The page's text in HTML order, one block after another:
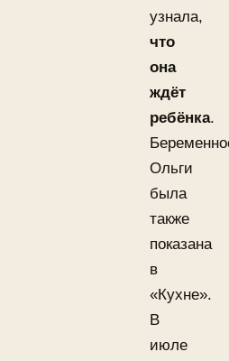
узнала,
что
она
ждёт
ребёнка.
Ольги
была
также
показана
в
«Кухне».
В
июле